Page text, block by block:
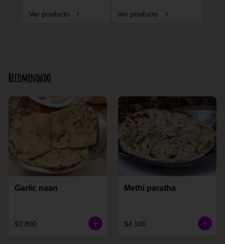
Ver producto Ver producto
Recomendado
Garlic naan
$3.800
Methi paratha
$4.100